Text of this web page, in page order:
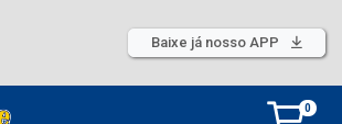
Baixe já nosso APP
0